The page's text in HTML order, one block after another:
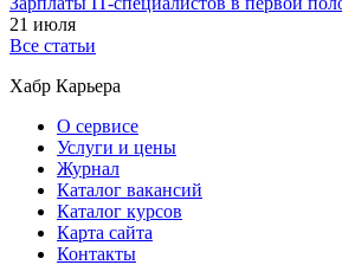
21 июля
Все статьи
Хабр Карьера
О сервисе
Услуги и цены
Журнал
Каталог вакансий
Каталог курсов
Карта сайта
Контакты